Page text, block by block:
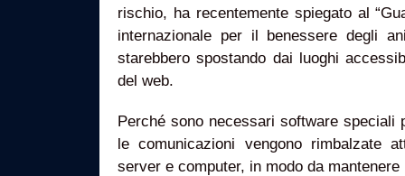
rischio, ha recentemente spiegato al
internazionale per il benessere degli
starebbero spostando dai luoghi
del web.
Perché sono necessari software speciali
le comunicazioni vengono rimbalzate
server e computer, in modo da mantenere